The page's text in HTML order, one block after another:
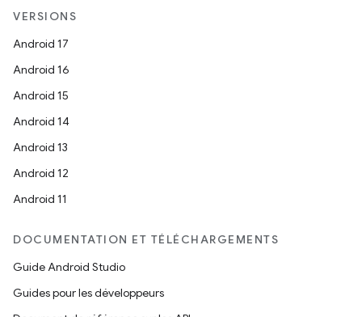
VERSIONS
Android 17
Android 16
Android 15
Android 14
Android 13
Android 12
Android 11
DOCUMENTATION ET TÉLÉCHARGEMENTS
Guide Android Studio
Guides pour les développeurs